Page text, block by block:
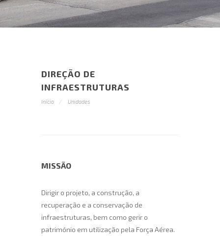
DIREÇÃO DE
INFRAESTRUTURAS
Início Unidades
MISSÃO
Dirigir o projeto, a construção, a
recuperação e a conservação de
infraestruturas, bem como gerir o
património em utilização pela Força Aérea.